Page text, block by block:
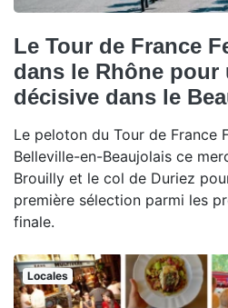
Le Tour de France
dans le Rhône pour
décisive dans le
Le peloton du Tour de France
Belleville-en-Beaujolais ce
Brouilly et le col de Duriez
première sélection parmi les
finale.
Locales